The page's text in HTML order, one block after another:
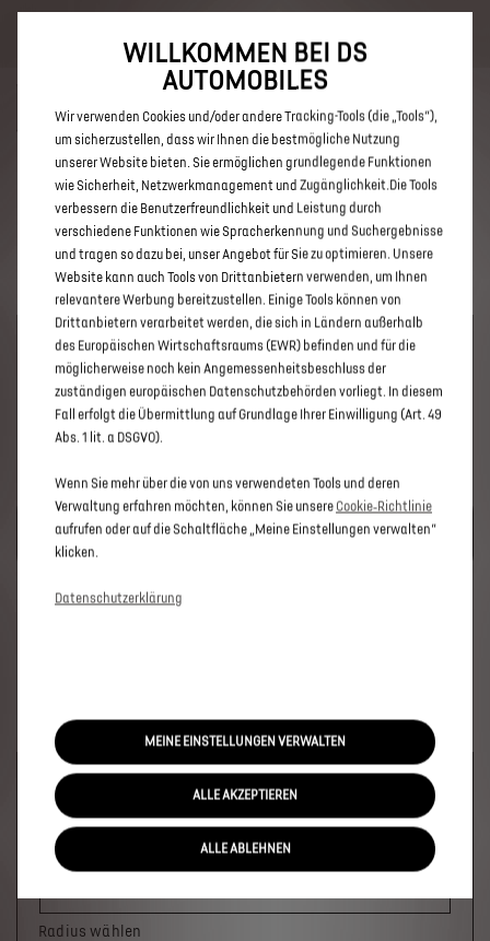
Hybride. Mehr erfahren >>
ENTDECKEN SIE ALLE DS 3 UND
DS 3 CROSSBACK NEUWAGEN
MIT DIESEL ANTRIEB IN MAINZ
UM DIESE GOOGLE MAPS-KARTE ANZUZEIGEN, AKZEPTIEREN
SIE BITTE DIE FÜR MARKETING/WERBUNG RELEVANTEN-
COOKIES.
Welches Fahrzeug möchten Sie?
×
Wo soll das Fahrzeug stehen?
Radius wählen
WILLKOMMEN BEI DS
AUTOMOBILES
Wir verwenden Cookies und/oder andere Tracking-Tools (die „Tools“),
um sicherzustellen, dass wir Ihnen die bestmögliche Nutzung
unserer Website bieten. Sie ermöglichen grundlegende Funktionen
wie Sicherheit, Netzwerkmanagement und Zugänglichkeit.Die Tools
verbessern die Benutzerfreundlichkeit und Leistung durch
verschiedene Funktionen wie Spracherkennung und Suchergebnisse
und tragen so dazu bei, unser Angebot für Sie zu optimieren. Unsere
Website kann auch Tools von Drittanbietern verwenden, um Ihnen
relevantere Werbung bereitzustellen. Einige Tools können von
Drittanbietern verarbeitet werden, die sich in Ländern außerhalb
des Europäischen Wirtschaftsraums (EWR) befinden und für die
möglicherweise noch kein Angemessenheitsbeschluss der
zuständigen europäischen Datenschutzbehörden vorliegt. In diesem
Fall erfolgt die Übermittlung auf Grundlage Ihrer Einwilligung (Art. 49
Abs. 1 lit. a DSGVO).
Wenn Sie mehr über die von uns verwendeten Tools und deren
Verwaltung erfahren möchten, können Sie unsere Cookie‑Richtlinie
aufrufen oder auf die Schaltfläche „Meine Einstellungen verwalten“
klicken.
Datenschutzerklärung
MEINE EINSTELLUNGEN VERWALTEN
ALLE AKZEPTIEREN
ALLE ABLEHNEN